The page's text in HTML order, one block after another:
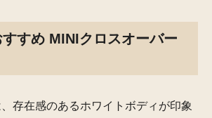
すめ MINIクロスオーバー
存在感のあるホワイトボディが印象